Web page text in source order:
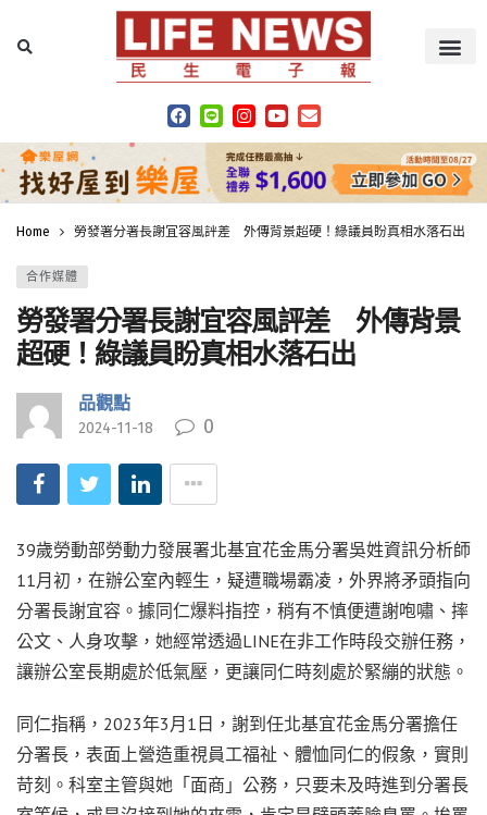
Home 勞發署分署長謝宜容風評差 外傳背景超硬！綠議員盼真相水落石出
合作媒體
勞發署分署長謝宜容風評差 外傳背景
超硬！綠議員盼真相水落石出
品觀點
2024-11-18 0
39歲勞動部勞動力發展署北基宜花金馬分署吳姓資訊分析師
11月初，在辦公室內輕生，疑遭職場霸凌，外界將矛頭指向
分署長謝宜容。據同仁爆料指控，稍有不慎便遭謝咆嘯、摔
公文、人身攻擊，她經常透過LINE在非工作時段交辦任務，
讓辦公室長期處於低氣壓，更讓同仁時刻處於緊繃的狀態。
同仁指稱，2023年3月1日，謝到任北基宜花金馬分署擔任
分署長，表面上營造重視員工福祉、體恤同仁的假象，實則
苛刻。科室主管與她「面商」公務，只要未及時進到分署長